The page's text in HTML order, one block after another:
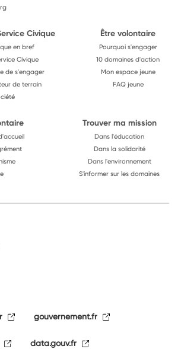
Civique
en bref
Civique
de s'engager
de terrain
Être volontaire
Pourquoi s'engager
10 domaines d'action
Mon espace jeune
FAQ jeune
Trouver ma mission
Dans l'éducation
Dans la solidarité
Dans l'environnement
S'informer sur les domaines
gouvernement.fr
data.gouv.fr